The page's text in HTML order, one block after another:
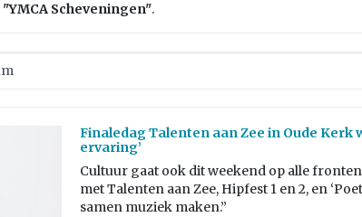
"YMCA Scheveningen".
Finaledag Talenten aan Zee in Oude Kerk
ervaring’
Cultuur gaat ook dit weekend op alle
met Talenten aan Zee, Hipfest 1 en 2, en
samen muziek maken.”